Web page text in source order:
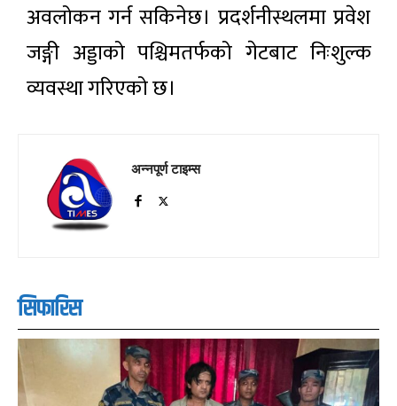
अवलोकन गर्न सकिनेछ। प्रदर्शनीस्थलमा प्रवेश
जङ्गी अड्डाको पश्चिमतर्फको गेटबाट निःशुल्क
व्यवस्था गरिएको छ।
अन्नपूर्ण टाइम्स
सिफारिस